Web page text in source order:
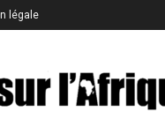
légale